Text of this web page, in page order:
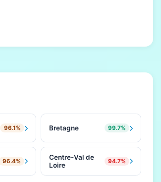
96.1% Bretagne 99.7%
96.4%
Centre-Val de
Loire
94.7%